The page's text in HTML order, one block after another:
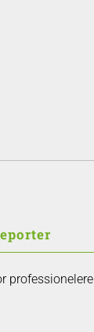
professionelere